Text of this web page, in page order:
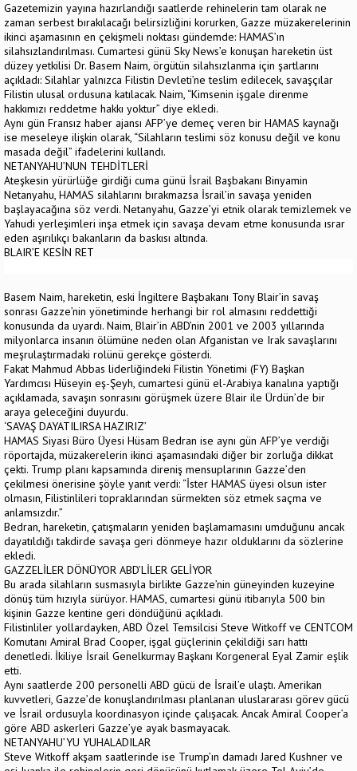
Gazetemizin yayına hazırlandığı saatlerde rehinelerin tam olarak ne
zaman serbest bırakılacağı belirsizliğini korurken, Gazze müzakerelerinin
ikinci aşamasının en çekişmeli noktası gündemde: HAMAS’ın
silahsızlandırılması. Cumartesi günü Sky News’e konuşan hareketin üst
düzey yetkilisi Dr. Basem Naim, örgütün silahsızlanma için şartlarını
açıkladı: Silahlar yalnızca Filistin Devleti’ne teslim edilecek, savaşçılar
Filistin ulusal ordusuna katılacak. Naim, “Kimsenin işgale direnme
hakkımızı reddetme hakkı yoktur” diye ekledi.
Aynı gün Fransız haber ajansı AFP’ye demeç veren bir HAMAS kaynağı
ise meseleye ilişkin olarak, “Silahların teslimi söz konusu değil ve konu
masada değil” ifadelerini kullandı.
NETANYAHU’NUN TEHDİTLERİ
Ateşkesin yürürlüğe girdiği cuma günü İsrail Başbakanı Binyamin
Netanyahu, HAMAS silahlarını bırakmazsa İsrail’in savaşa yeniden
başlayacağına söz verdi. Netanyahu, Gazze’yi etnik olarak temizlemek ve
Yahudi yerleşimleri inşa etmek için savaşa devam etme konusunda ısrar
eden aşırılıkçı bakanların da baskısı altında.
BLAIR’E KESİN RET
Basem Naim, hareketin, eski İngiltere Başbakanı Tony Blair’in savaş
sonrası Gazze’nin yönetiminde herhangi bir rol almasını reddettiği
konusunda da uyardı. Naim, Blair’in ABD’nin 2001 ve 2003 yıllarında
milyonlarca insanın ölümüne neden olan Afganistan ve Irak savaşlarını
meşrulaştırmadaki rolünü gerekçe gösterdi.
Fakat Mahmud Abbas liderliğindeki Filistin Yönetimi (FY) Başkan
Yardımcısı Hüseyin eş-Şeyh, cumartesi günü el-Arabiya kanalına yaptığı
açıklamada, savaşın sonrasını görüşmek üzere Blair ile Ürdün’de bir
araya geleceğini duyurdu.
‘SAVAŞ DAYATILIRSA HAZIRIZ’
HAMAS Siyasi Büro Üyesi Hüsam Bedran ise aynı gün AFP’ye verdiği
röportajda, müzakerelerin ikinci aşamasındaki diğer bir zorluğa dikkat
çekti. Trump planı kapsamında direniş mensuplarının Gazze’den
çekilmesi önerisine şöyle yanıt verdi: “İster HAMAS üyesi olsun ister
olmasın, Filistinlileri topraklarından sürmekten söz etmek saçma ve
anlamsızdır.”
Bedran, hareketin, çatışmaların yeniden başlamamasını umduğunu ancak
dayatıldığı takdirde savaşa geri dönmeye hazır olduklarını da sözlerine
ekledi.
GAZZELİLER DÖNÜYOR ABD’LİLER GELİYOR
Bu arada silahların susmasıyla birlikte Gazze’nin güneyinden kuzeyine
dönüş tüm hızıyla sürüyor. HAMAS, cumartesi günü itibarıyla 500 bin
kişinin Gazze kentine geri döndüğünü açıkladı.
Filistinliler yollardayken, ABD Özel Temsilcisi Steve Witkoff ve CENTCOM
Komutanı Amiral Brad Cooper, işgal güçlerinin çekildiği sarı hattı
denetledi. İkiliye İsrail Genelkurmay Başkanı Korgeneral Eyal Zamir eşlik
etti.
Aynı saatlerde 200 personelli ABD gücü de İsrail’e ulaştı. Amerikan
kuvvetleri, Gazze’de konuşlandırılması planlanan uluslararası görev gücü
ve İsrail ordusuyla koordinasyon içinde çalışacak. Ancak Amiral Cooper’a
göre ABD askerleri Gazze’ye ayak basmayacak.
NETANYAHU’YU YUHALADILAR
Steve Witkoff akşam saatlerinde ise Trump’ın damadı Jared Kushner ve